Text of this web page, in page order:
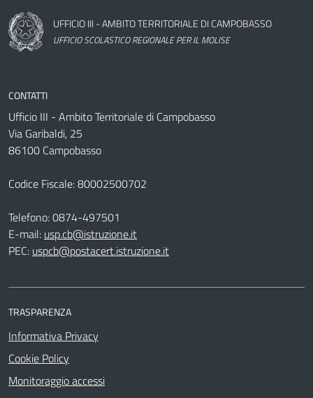
Nome dell'amministrazione
UFFICIO III - AMBITO TERRITORIALE DI CAMPOBASSO
UFFICIO SCOLASTICO REGIONALE PER IL MOLISE
CONTATTI
Ufficio III - Ambito Territoriale di Campobasso
Via Garibaldi, 25
86100 Campobasso
Codice Fiscale: 80002500702
Telefono:0874-497501
E-mail: usp.cb@istruzione.it
PEC: uspcb@postacert.istruzione.it
TRASPARENZA
Informativa Privacy
Cookie Policy
Monitoraggio accessi